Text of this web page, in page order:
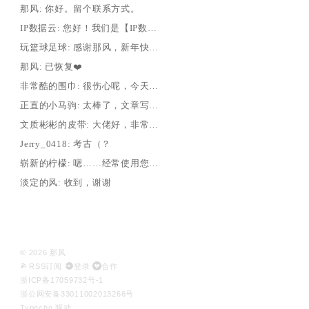
那风: 你好。留个联系方式。
IP数据云: 您好！我们是【IP数据云：ipdatacloud.com】。关注...
玩篮球足球: 感谢那风，新年快乐~
那风: 已恢复❤️
非常酷的围巾: 很伤心呢，今天发现这个大模型不能用了，我的两次省级发言文章都是e...
正直的小马驹: 太棒了，文章写得很棒！编程可能还需加油。感谢无私奉献！
文质彬彬的皮带: 大佬好，非常喜欢这款下载器，是地道的忠实粉，很久没有见您更新了，...
Jerry_0418: 考古（？
崭新的柠檬: 嗯……经常使用您的m3u8下载器，非常感激。最近把家里的设备翻新...
淡定的风: 收到，谢谢
© 2026 那风
RSS订阅
登录
合作
浙ICP备17059732号-1
浙公网安备33011002013266号